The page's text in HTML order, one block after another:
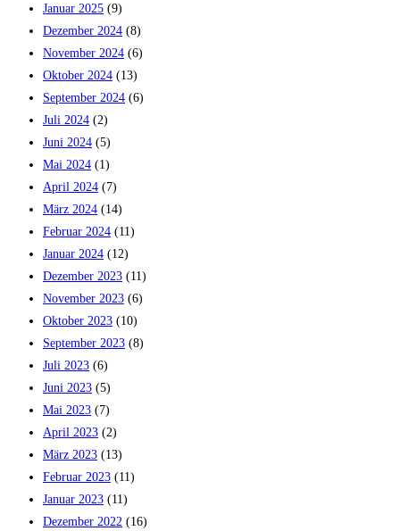
Januar 2025 (9)
Dezember 2024 (8)
November 2024 (6)
Oktober 2024 (13)
September 2024 (6)
Juli 2024 (2)
Juni 2024 (5)
Mai 2024 (1)
April 2024 (7)
März 2024 (14)
Februar 2024 (11)
Januar 2024 (12)
Dezember 2023 (11)
November 2023 (6)
Oktober 2023 (10)
September 2023 (8)
Juli 2023 (6)
Juni 2023 (5)
Mai 2023 (7)
April 2023 (2)
März 2023 (13)
Februar 2023 (11)
Januar 2023 (11)
Dezember 2022 (16)